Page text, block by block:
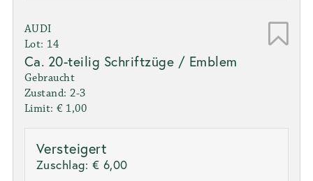
AUDI
Lot: 14
Ca. 20-teilig Schriftzüge / Emblem
Gebraucht
Zustand: 2-3
Limit: € 1,00
Versteigert
Zuschlag: € 6,00